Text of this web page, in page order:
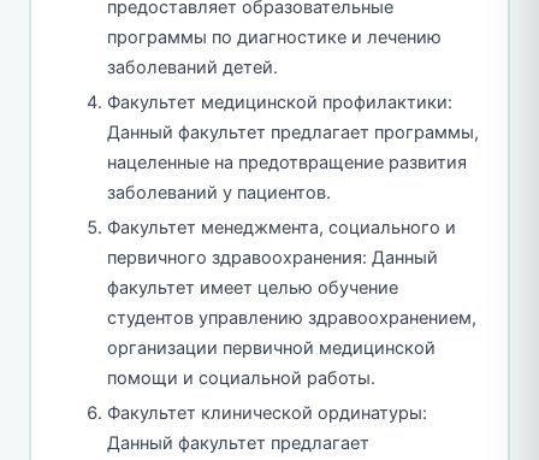
предоставляет образовательные
программы по диагностике и лечению
заболеваний детей.
Факультет медицинской профилактики:
Данный факультет предлагает программы,
нацеленные на предотвращение развития
заболеваний у пациентов.
Факультет менеджмента, социального и
первичного здравоохранения: Данный
факультет имеет целью обучение
студентов управлению здравоохранением,
организации первичной медицинской
помощи и социальной работы.
Факультет клинической ординатуры:
Данный факультет предлагает